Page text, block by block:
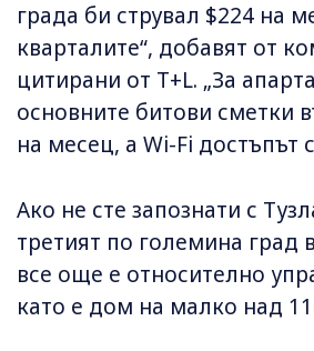
града би струвал $224 на
кварталите“, добавят от
цитирани от T+L. „За
основните битови сметки
на месец, а Wi-Fi достъпът
Ако не сте запознати с
третият по големина град
все още е относително
като е дом на малко над